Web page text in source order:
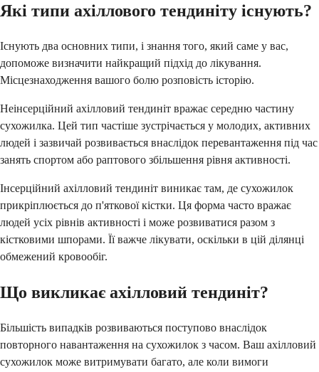
Які типи ахіллового тендиніту існують?
Існують два основних типи, і знання того, який саме у вас,
допоможе визначити найкращий підхід до лікування.
Місцезнаходження вашого болю розповість історію.
Неінсерційний ахілловий тендиніт вражає середню частину
сухожилка. Цей тип частіше зустрічається у молодих, активних
людей і зазвичай розвивається внаслідок перевантаження під час
занять спортом або раптового збільшення рівня активності.
Інсерційний ахілловий тендиніт виникає там, де сухожилок
прикріплюється до п'яткової кістки. Ця форма часто вражає
людей усіх рівнів активності і може розвиватися разом з
кістковими шпорами. Її важче лікувати, оскільки в цій ділянці
обмежений кровообіг.
Що викликає ахілловий тендиніт?
Більшість випадків розвиваються поступово внаслідок
повторного навантаження на сухожилок з часом. Ваш ахілловий
сухожилок може витримувати багато, але коли вимоги